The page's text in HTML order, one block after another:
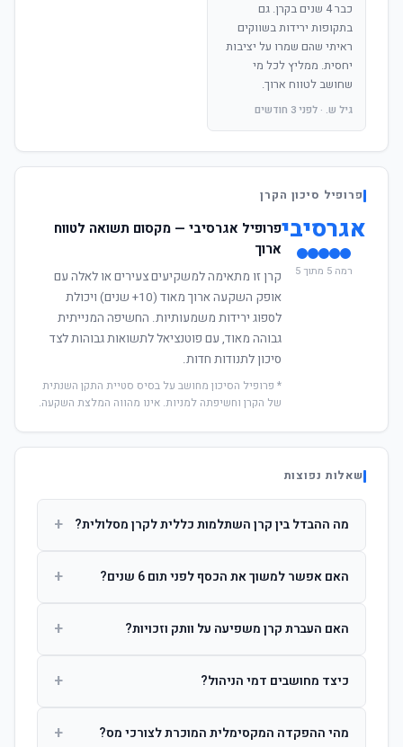
כבר 4 שנים בקרן. גם
בתקופות ירידות בשווקים
ראיתי שהם שמרו על יציבות
יחסית. ממליץ לכל מי
שחושב לטווח ארוך.
גיל ש. · לפני 3 חודשים
פרופיל סיכון הקרן
אגרסיבי
רמה 5 מתוך 5
פרופיל אגרסיבי — מקסום תשואה לטווח
ארוך
קרן זו מתאימה למשקיעים צעירים או לאלה עם
אופק השקעה ארוך מאוד (10+ שנים) ויכולת
לספוג ירידות משמעותיות. החשיפה המנייתית
גבוהה מאוד, עם פוטנציאל לתשואות גבוהות לצד
סיכון לתנודות חדות.
* פרופיל הסיכון מחושב על בסיס סטיית התקן השנתית
של הקרן וחשיפתה למניות. אינו מהווה המלצת השקעה.
שאלות נפוצות
מה ההבדל בין קרן השתלמות כללית לקרן מסלולית? +
ההשקעות. קרן מסלולית עוקבת אחרי מדד ספציפי ומאפשרת
האם אפשר למשוך את הכסף לפני תום 6 שנים? +
הרווחים. לאחר 6 שנים ניתן למשוך פטור ממס עד לתקרה
האם העברת קרן משפיעה על וותק וזכויות? +
החברות. הוותק ממשיך להיספר מיום ההפקדה הראשונה.
כיצד מחושבים דמי הניהול? +
ומתן על שיעורם בעת הצטרפות.
מהי ההפקדה המקסימלית המוכרת לצורכי מס? +